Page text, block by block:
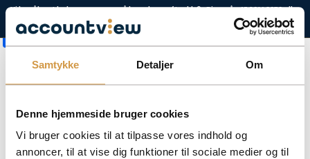
Samtykke Detaljer Om
Denne hjemmeside bruger cookies
Vi bruger cookies til at tilpasse vores indhold og
annoncer, til at vise dig funktioner til sociale medier og til
Vi har åbent hele sommeren på hverdage efter kl. 9 · Ring på+45 3014 8070eller
Book et møde
Facebook
Mastodon
Email
Share
ACCOUNTVIEW APS